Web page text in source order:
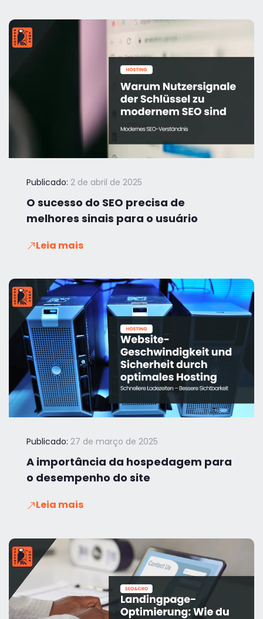
Publicado: 2 de abril de 2025
O sucesso do SEO precisa de
melhores sinais para o usuário
Leia mais
Publicado: 27 de março de 2025
A importância da hospedagem para
o desempenho do site
Leia mais